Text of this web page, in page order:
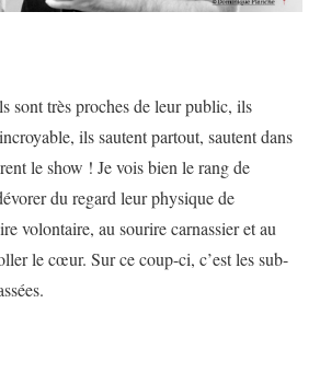
sont très proches de leur public, ils
ils sautent partout, sautent dans
le show ! Je vois bien le rang de
du regard leur physique de
volontaire, au sourire carnassier et au
le cœur. Sur ce coup-ci, c’est les sub-